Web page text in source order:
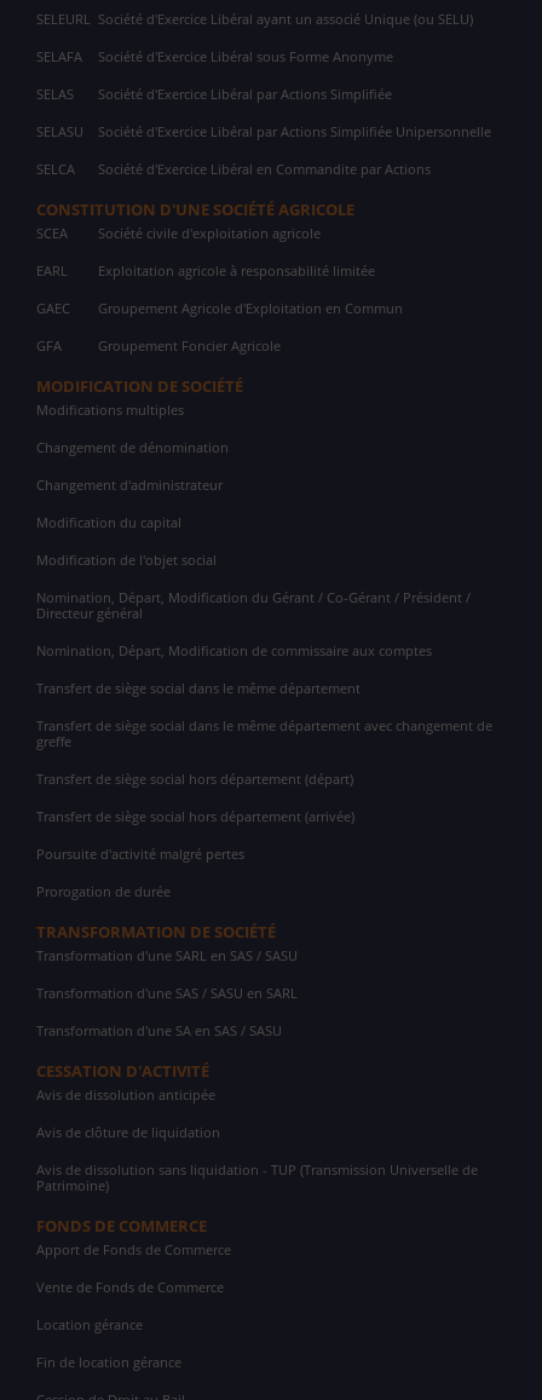
SELEURL Société d'Exercice Libéral ayant un associé Unique (ou SELU)
SELAFA Société d'Exercice Libéral sous Forme Anonyme
SELAS Société d'Exercice Libéral par Actions Simplifiée
SELASU Société d'Exercice Libéral par Actions Simplifiée Unipersonnelle
SELCA Société d'Exercice Libéral en Commandite par Actions
CONSTITUTION D'UNE SOCIÉTÉ AGRICOLE
SCEA Société civile d'exploitation agricole
EARL Exploitation agricole à responsabilité limitée
GAEC Groupement Agricole d'Exploitation en Commun
GFA Groupement Foncier Agricole
MODIFICATION DE SOCIÉTÉ
Modifications multiples
Changement de dénomination
Changement d'administrateur
Modification du capital
Modification de l'objet social
Nomination, Départ, Modification du Gérant / Co-Gérant / Président /
Directeur général
Nomination, Départ, Modification de commissaire aux comptes
Transfert de siège social dans le même département
Transfert de siège social dans le même département avec changement de
greffe
Transfert de siège social hors département (départ)
Transfert de siège social hors département (arrivée)
Poursuite d'activité malgré pertes
Prorogation de durée
TRANSFORMATION DE SOCIÉTÉ
Transformation d'une SARL en SAS / SASU
Transformation d'une SAS / SASU en SARL
Transformation d'une SA en SAS / SASU
CESSATION D'ACTIVITÉ
Avis de dissolution anticipée
Avis de clôture de liquidation
Avis de dissolution sans liquidation - TUP (Transmission Universelle de
Patrimoine)
FONDS DE COMMERCE
Apport de Fonds de Commerce
Vente de Fonds de Commerce
Location gérance
Fin de location gérance